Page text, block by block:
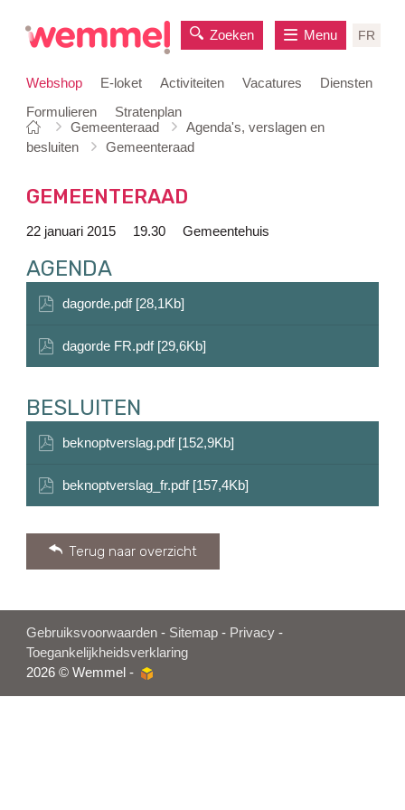
naar
Webshop E-loket Activiteiten Vacatures
Diensten
Formulieren
Stratenplan
Zoeken FR
Menu
Je
bent
Startpagina
Gemeenteraad
Agenda's, verslagen en
besluiten
Gemeenteraad
GEMEENTERAAD
22 januari 2015 19.30 Gemeentehuis
AGENDA
dagorde.pdf [28,1Kb]
dagorde FR.pdf [29,6Kb]
BESLUITEN
beknoptverslag.pdf [152,9Kb]
beknoptverslag_fr.pdf [157,4Kb]
Terug naar overzicht
Gebruiksvoorwaarden - Sitemap - Privacy -
Toegankelijkheidsverklaring
2026 © Wemmel -